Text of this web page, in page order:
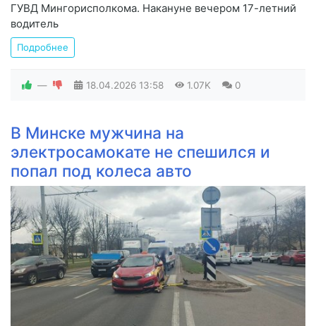
ГУВД Мингорисполкома. Накануне вечером 17-летний
водитель
Подробнее
— 18.04.2026 13:58 1.07K 0
В Минске мужчина на
электросамокате не спешился и
попал под колеса авто